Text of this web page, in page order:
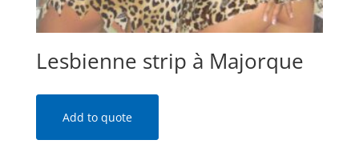
Lesbienne strip à Majorque
Add to quote